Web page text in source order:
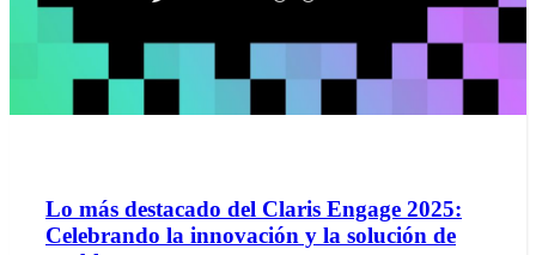
Lo más destacado del Claris Engage 2025:
Celebrando la innovación y la solución de